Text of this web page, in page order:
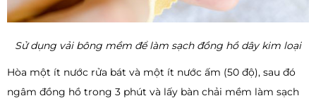
Sử dụng vải bông mềm để làm sạch đồng hồ dây kim loại
Hòa một ít nước rửa bát và một ít nước ấm (50 độ), sau đó
ngâm đồng hồ trong 3 phút và lấy bàn chải mềm làm sạch